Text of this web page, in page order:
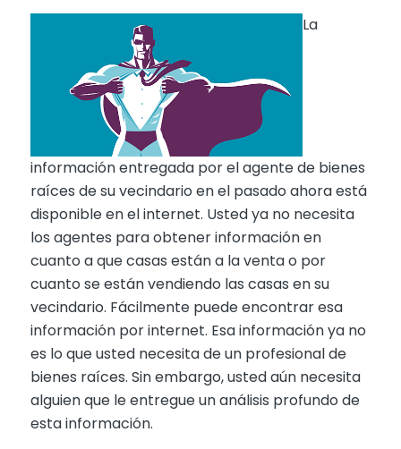
La
información entregada por el agente de bienes
raíces de su vecindario en el pasado ahora está
disponible en el internet. Usted ya no necesita
los agentes para obtener información en
cuanto a que casas están a la venta o por
cuanto se están vendiendo las casas en su
vecindario. Fácilmente puede encontrar esa
información por internet. Esa información ya no
es lo que usted necesita de un profesional de
bienes raíces. Sin embargo, usted aún necesita
alguien que le entregue un análisis profundo de
esta información.